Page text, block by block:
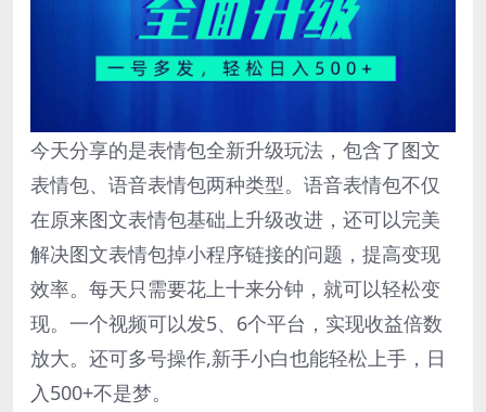
今天分享的是表情包全新升级玩法，包含了图文
表情包、语音表情包两种类型。语音表情包不仅
在原来图文表情包基础上升级改进，还可以完美
解决图文表情包掉小程序链接的问题，提高变现
效率。每天只需要花上十来分钟，就可以轻松变
现。一个视频可以发5、6个平台，实现收益倍数
放大。还可多号操作,新手小白也能轻松上手，日
入500+不是梦。